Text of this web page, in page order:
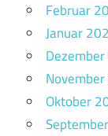
Februar
Januar
Oktober